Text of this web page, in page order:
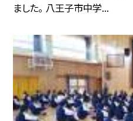
ました。 八王子市中学...